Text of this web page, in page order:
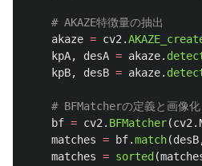
akaze = cv2 .
kpA, desA = akaze.
kpB, desB = akaze.
bf = cv2 . BFMatcher(cv2 .
matches = bf.match(desB
matches = sorted (